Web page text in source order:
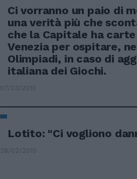
Ci vorranno un paio di
una verità più che
che la Capitale ha
Venezia per ospitare,
Olimpiadi, in caso di
italiana dei Giochi.
07/03/2010
Lotito: "Ci vogliono
28/02/2010